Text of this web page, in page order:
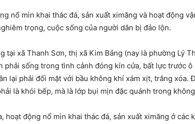
nổ mìn khai thác đá, sản xuất ximăng và hoạt động
trọng, cuộc sống của người dân bị đảo lộn.
tại xã Thanh Sơn, thị xã Kim Bảng (nay là phường Lý
phải sống trong tình cảnh đóng kín cửa, bất lực trước
lại phải đối mặt với bầu không khí xám xịt, trắng
là khói bếp, mà là lớp bụi mịn đặc quánh trong
hoạt động nổ mìn khai thác đá, sản xuất ximăng ở